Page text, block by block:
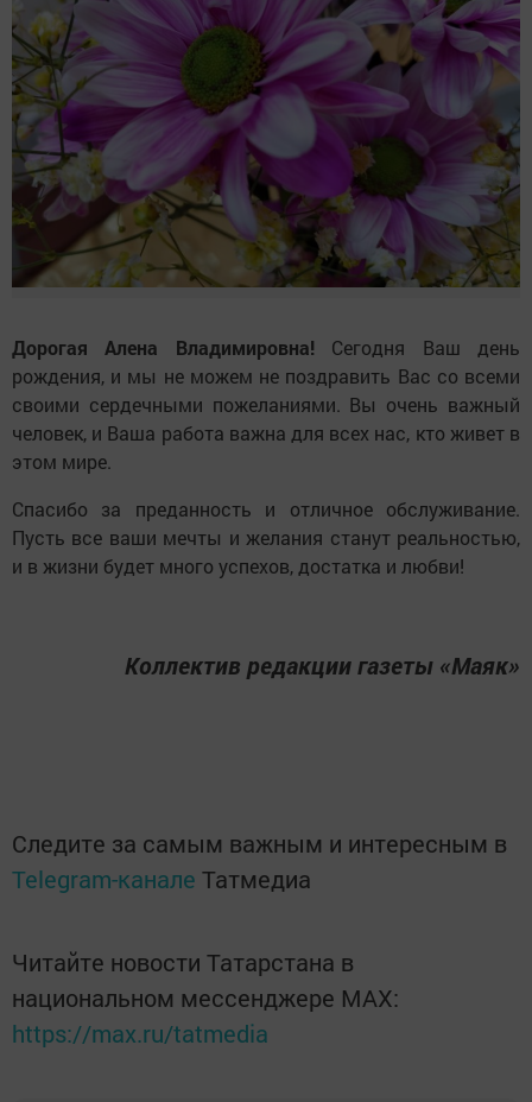
Дорогая Алена Владимировна! Сегодня Ваш день
рождения, и мы не можем не поздравить Вас со всеми
своими сердечными пожеланиями. Вы очень важный
человек, и Ваша работа важна для всех нас, кто живет в
этом мире.
Спасибо за преданность и отличное обслуживание.
Пусть все ваши мечты и желания станут реальностью,
и в жизни будет много успехов, достатка и любви!
Коллектив редакции газеты «Маяк»
Следите за самым важным и интересным в
Telegram-канале Татмедиа
Читайте новости Татарстана в
национальном мессенджере MАХ:
https://max.ru/tatmedia